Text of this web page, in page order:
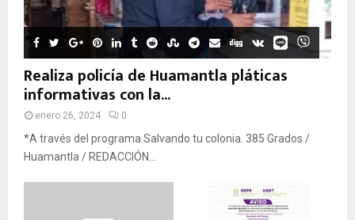
Realiza policía de Huamantla pláticas
informativas con la...
enero 26, 2024 0
*A través del programa Salvando tu colonia. 385 Grados /
Huamantla / REDACCIÓN...